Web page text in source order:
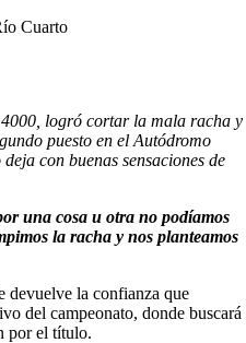
logró cortar la mala racha y
puesto en el Autódromo
con buenas sensaciones de
una cosa u otra no podíamos
la racha y nos planteamos
devuelve la confianza que
del campeonato, donde buscará
por el título.